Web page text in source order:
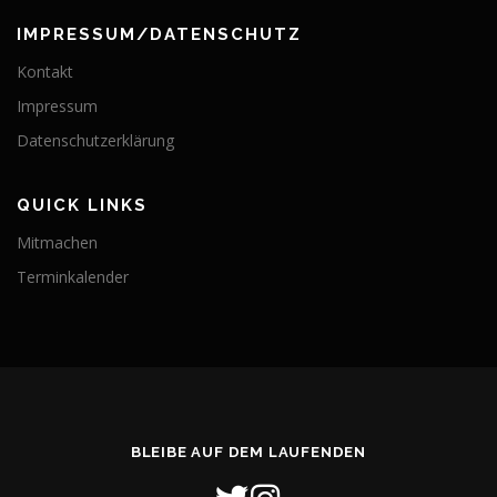
n
a
i
g
t
i
o
IMPRESSUM/DATENSCHUTZ
Kontakt
Impressum
Datenschutzerklärung
QUICK LINKS
Mitmachen
Terminkalender
BLEIBE AUF DEM LAUFENDEN